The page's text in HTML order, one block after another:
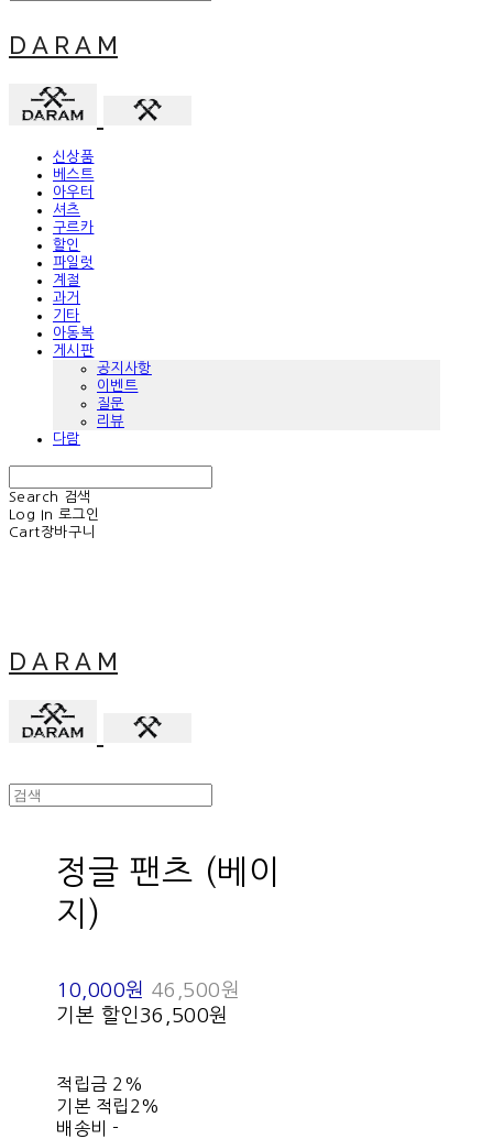
D A R A M
신상품
베스트
아우터
셔츠
구르카
할인
파일럿
계절
과거
기타
아동복
게시판
공지사항
이벤트
질문
리뷰
다람
Search
검색
Log In 로그인
Cart장바구니
D A R A M
정글 팬츠 (베이
지)
10,000원 46,500원
기본 할인 36,500원
적립금 2%
기본 적립 2%
배송비-